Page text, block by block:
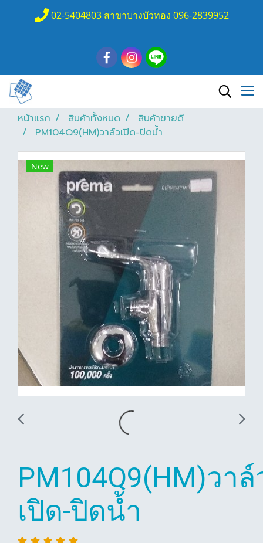
02-5404803 สาขาบางบัวทอง 096-2839952
หน้าแรก สินค้าทั้งหมด
สินค้าขายดี
PM104Q9(HM)วาล์วเปิด-ปิดน้ำ
New
PM104Q9(HM)วาล์
เปิด-ปิดน้ำ